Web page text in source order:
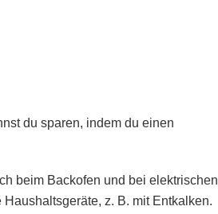
du sparen, indem du einen
beim Backofen und bei elektrischen
z. B. mit Entkalken.